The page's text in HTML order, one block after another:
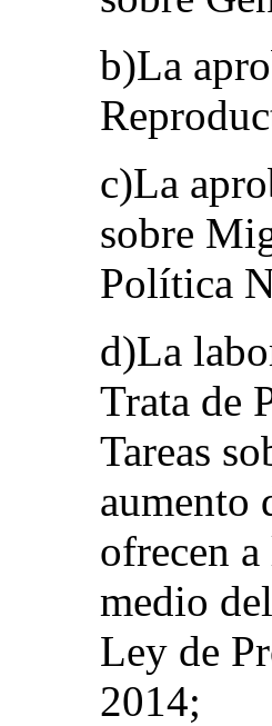
b)La
c)La
sobre
Política
d)La
Trata de
Tareas
aumento
ofrecen
medio
Ley de
2014;